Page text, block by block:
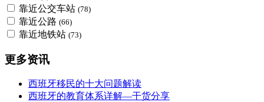
靠近公交车站 (78)
靠近公路 (66)
靠近地铁站 (73)
更多资讯
西班牙移民的十大问题解读
西班牙的教育体系详解—干货分享